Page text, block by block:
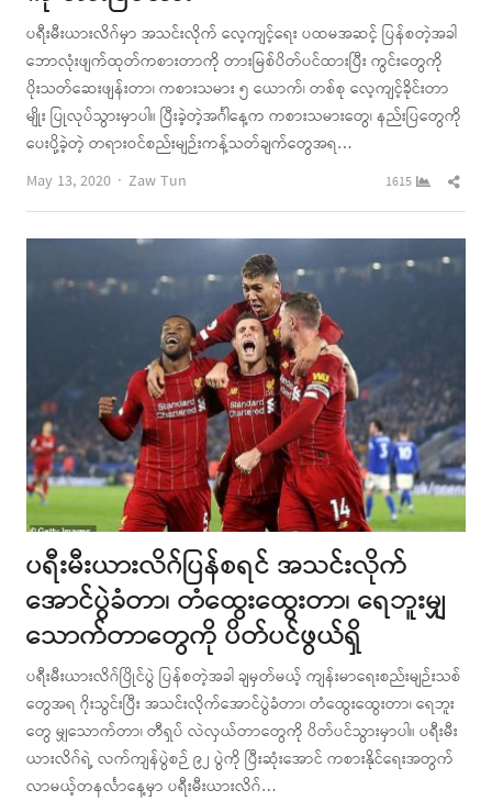
ပရီးမီးယားလိဂ်မှာ အသင်းလိုက် လေ့ကျင့်ရေး ပထမအဆင့် ပြန်စတဲ့အခါ
ဘောလုံးဖျက်ထုတ်ကစားတာကို တားမြစ်ပိတ်ပင်ထားပြီး ကွင်းတွေကို
ပိုးသတ်ဆေးဖျန်းတာ၊ ကစားသမား ၅ ယောက်၊ တစ်စု လေ့ကျင့်ခိုင်းတာ
မျိုး ပြုလုပ်သွားမှာပါ။ ပြီးခဲ့တဲ့အင်္ဂါနေ့က ကစားသမားတွေ၊ နည်းပြတွေကို
ပေးပို့ခဲ့တဲ့ တရားဝင်စည်းမျဉ်းကန့်သတ်ချက်တွေအရ…
May 13, 2020
Author
Zaw Tun 1615
ပရီးမီးယားလိဂ်ပြန်စရင် အသင်းလိုက်
အောင်ပွဲခံတာ၊ တံထွေးထွေးတာ၊ ရေဘူးမျှ
သောက်တာတွေကို ပိတ်ပင်ဖွယ်ရှိ
ပရီးမီးယားလိဂ်ပြိုင်ပွဲ ပြန်စတဲ့အခါ ချမှတ်မယ့် ကျန်းမာရေးစည်းမျဉ်းသစ်
တွေအရ ဂိုးသွင်းပြီး အသင်းလိုက်အောင်ပွဲခံတာ၊ တံထွေးထွေးတာ၊ ရေဘူး
တွေ မျှသောက်တာ၊ တီရှပ် လဲလှယ်တာတွေကို ပိတ်ပင်သွားမှာပါ။ ပရီးမီး
ယားလိဂ်ရဲ့ လက်ကျန်ပွဲစဉ် ၉၂ ပွဲကို ပြီးဆုံးအောင် ကစားနိုင်ရေးအတွက်
လာမယ့်တနင်္လာနေ့မှာ ပရီးမီးယားလိဂ်…